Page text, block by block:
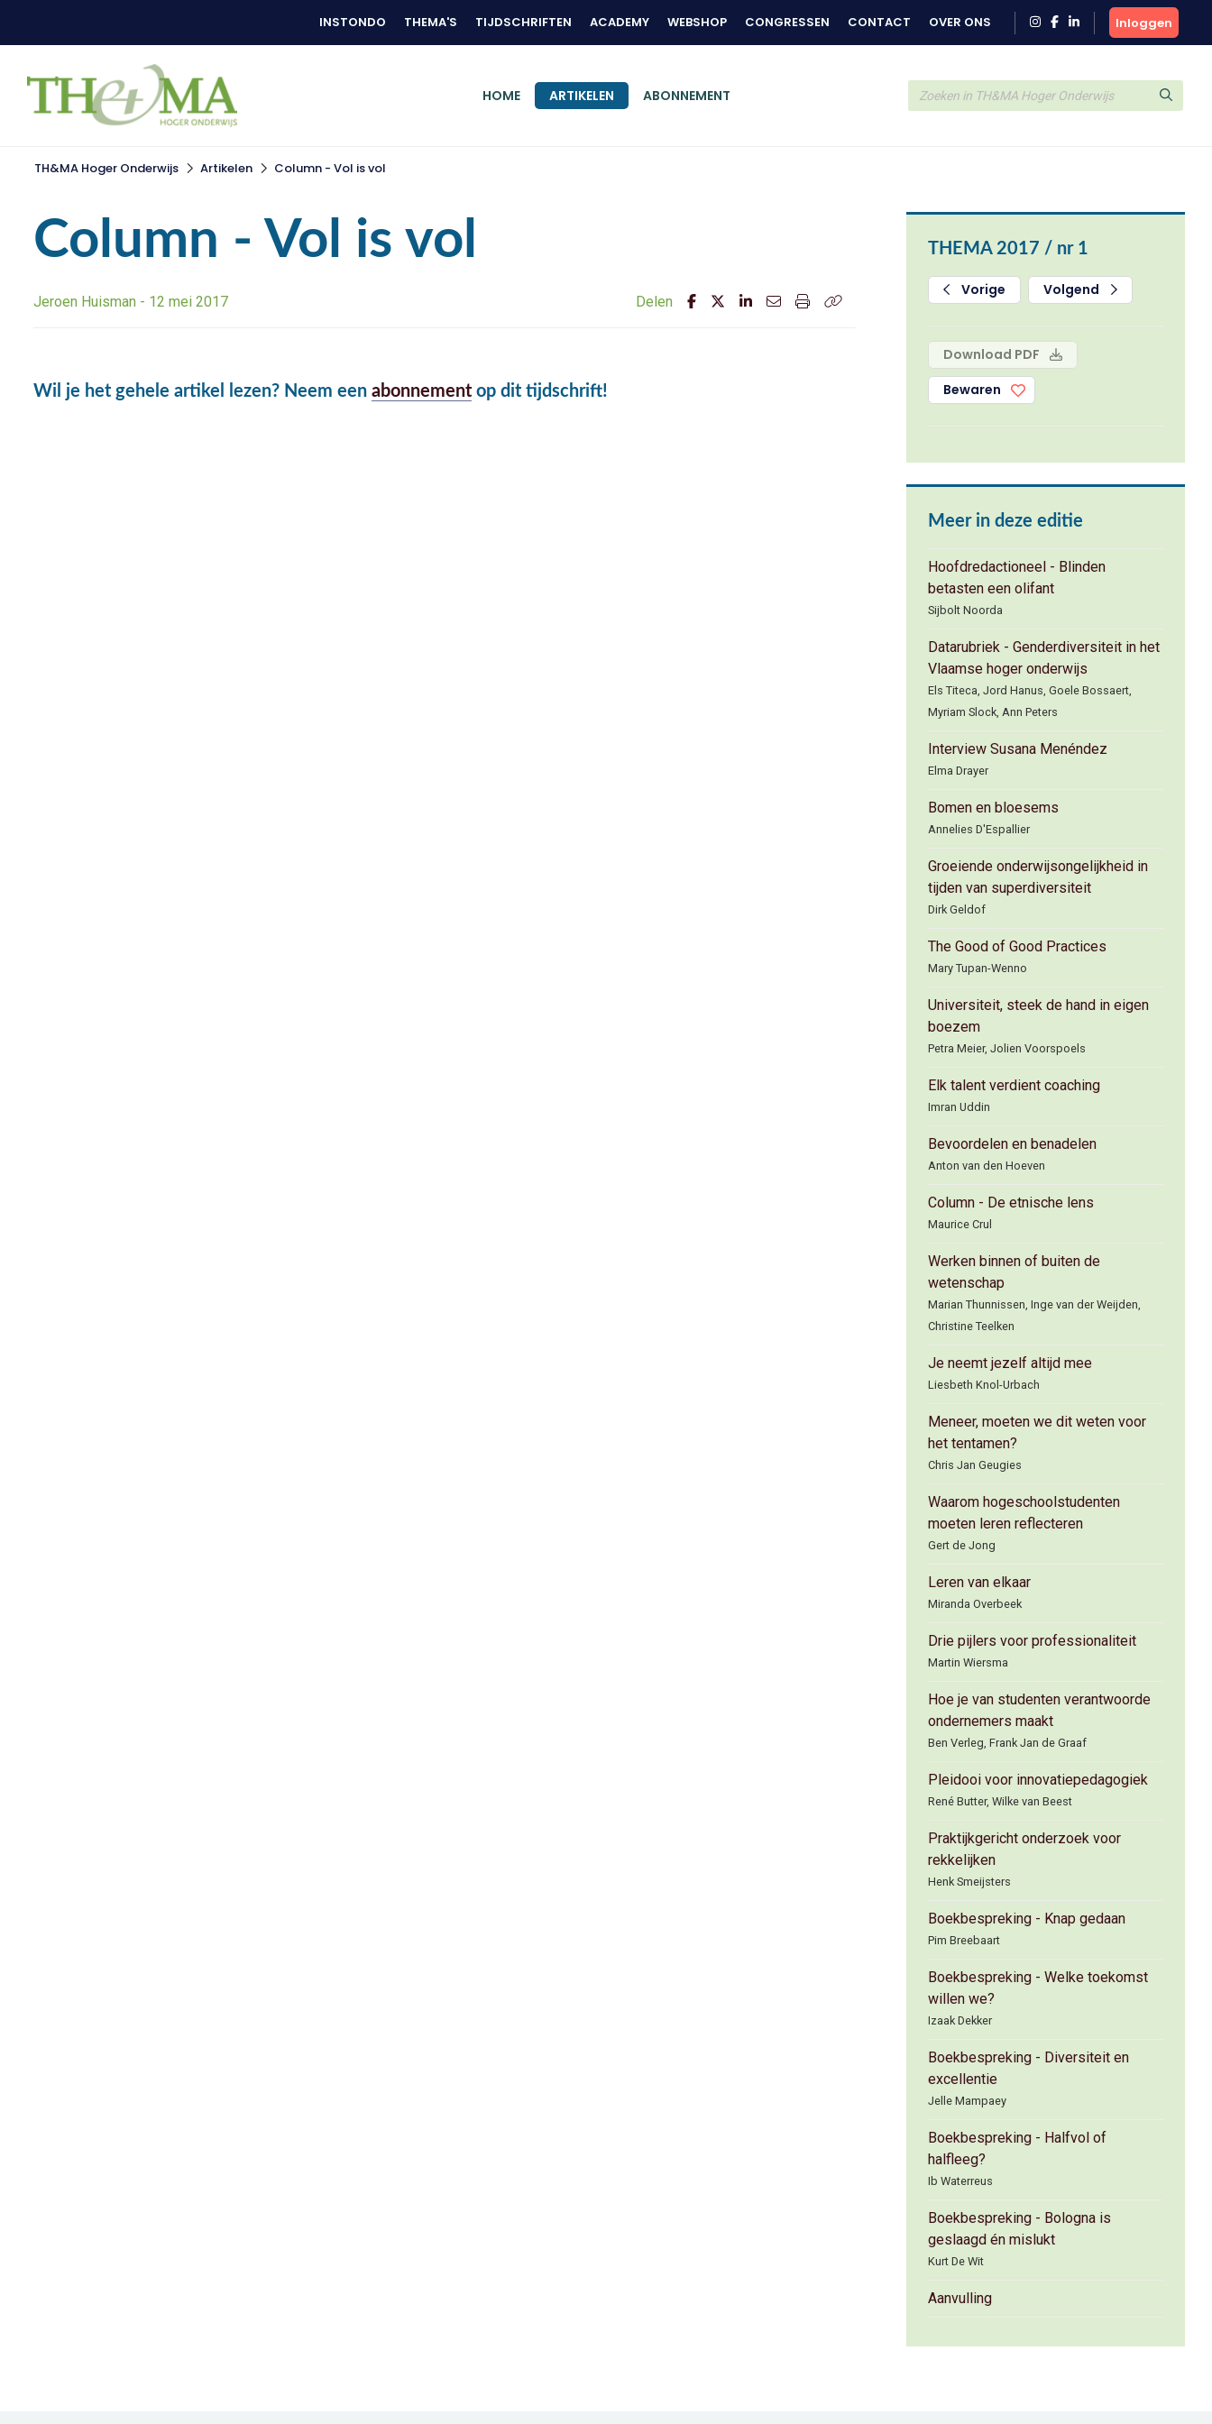
INSTONDO THEMA'S TIJDSCHRIFTEN ACADEMY WEBSHOP CONGRESSEN CONTACT OVER ONS Inloggen
HOME ARTIKELEN ABONNEMENT
TH&MA Hoger Onderwijs Artikelen Column - Vol is vol
Column - Vol is vol
Jeroen Huisman - 12 mei 2017 Delen
Wil je het gehele artikel lezen? Neem een abonnement op dit tijdschrift!
THEMA 2017 / nr 1
Vorige Volgend
Download PDF
Bewaren
Meer in deze editie
Hoofdredactioneel - Blinden
betasten een olifant
Sijbolt Noorda
Datarubriek - Genderdiversiteit in het
Vlaamse hoger onderwijs
Els Titeca, Jord Hanus, Goele Bossaert,
Myriam Slock, Ann Peters
Interview Susana Menéndez
Elma Drayer
Bomen en bloesems
Annelies D'Espallier
Groeiende onderwijsongelijkheid in
tijden van superdiversiteit
Dirk Geldof
The Good of Good Practices
Mary Tupan-Wenno
Universiteit, steek de hand in eigen
boezem
Petra Meier, Jolien Voorspoels
Elk talent verdient coaching
Imran Uddin
Bevoordelen en benadelen
Anton van den Hoeven
Column - De etnische lens
Maurice Crul
Werken binnen of buiten de
wetenschap
Marian Thunnissen, Inge van der Weijden,
Christine Teelken
Je neemt jezelf altijd mee
Liesbeth Knol-Urbach
Meneer, moeten we dit weten voor
het tentamen?
Chris Jan Geugies
Waarom hogeschoolstudenten
moeten leren reflecteren
Gert de Jong
Leren van elkaar
Miranda Overbeek
Drie pijlers voor professionaliteit
Martin Wiersma
Hoe je van studenten verantwoorde
ondernemers maakt
Ben Verleg, Frank Jan de Graaf
Pleidooi voor innovatiepedagogiek
René Butter, Wilke van Beest
Praktijkgericht onderzoek voor
rekkelijken
Henk Smeijsters
Boekbespreking - Knap gedaan
Pim Breebaart
Boekbespreking - Welke toekomst
willen we?
Izaak Dekker
Boekbespreking - Diversiteit en
excellentie
Jelle Mampaey
Boekbespreking - Halfvol of
halfleeg?
Ib Waterreus
Boekbespreking - Bologna is
geslaagd én mislukt
Kurt De Wit
Aanvulling